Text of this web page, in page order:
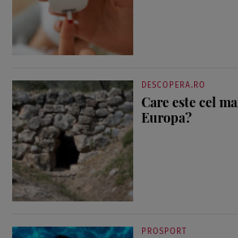
DESCOPERA.RO
Care este cel
Europa?
PROSPORT